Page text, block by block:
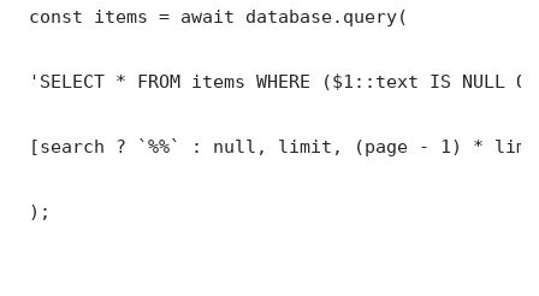
const items = await database.query(
'SELECT * FROM items WHERE ($1::text IS NULL
[search ? `%%` : null, limit, (page - 1) *
);